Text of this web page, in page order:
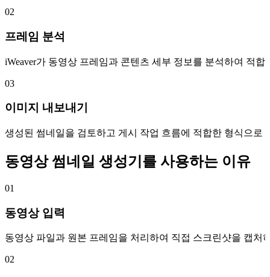
02
프레임 분석
iWeaver가 동영상 프레임과 콘텐츠 세부 정보를 분석하여 적
03
이미지 내보내기
생성된 썸네일을 검토하고 게시 작업 흐름에 적합한 형식으로
동영상 썸네일 생성기를 사용하는 이유
01
동영상 입력
동영상 파일과 원본 프레임을 처리하여 직접 스크린샷을 캡
02